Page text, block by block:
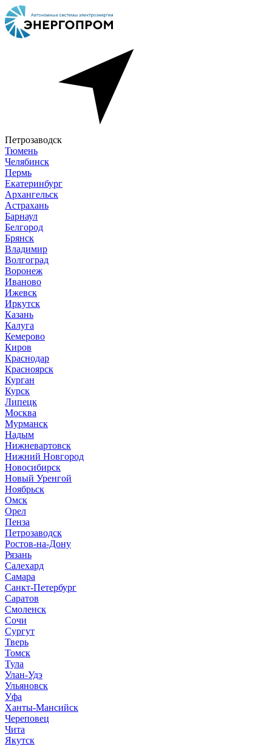
Петрозаводск
Тюмень
Челябинск
Пермь
Екатеринбург
Архангельск
Астрахань
Барнаул
Белгород
Брянск
Владимир
Волгоград
Воронеж
Иваново
Ижевск
Иркутск
Казань
Калуга
Кемерово
Киров
Краснодар
Красноярск
Курган
Курск
Липецк
Москва
Мурманск
Надым
Нижневартовск
Нижний Новгород
Новосибирск
Новый Уренгой
Ноябрьск
Омск
Орел
Пенза
Петрозаводск
Ростов-на-Дону
Рязань
Салехард
Самара
Санкт-Петербург
Саратов
Смоленск
Сочи
Сургут
Тверь
Томск
Тула
Улан-Удэ
Ульяновск
Уфа
Ханты-Мансийск
Череповец
Чита
Якутск